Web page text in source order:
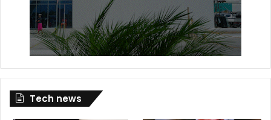
Tech news